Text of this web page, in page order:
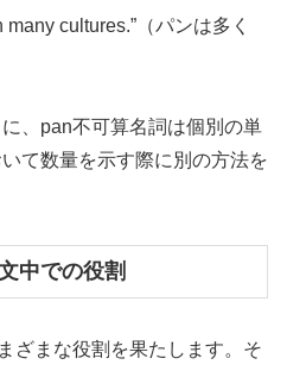
cultures.”（パンは多く
、pan不可算名詞は個別の単
て数量を示す際に別の方法を
中での役割
ざまな役割を果たします。そ